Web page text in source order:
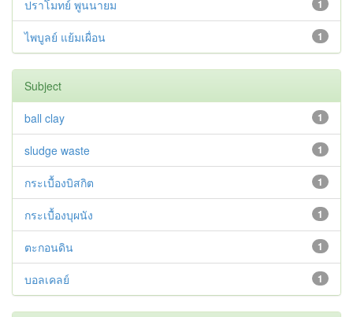
1
ปราโมทย์ พูนนายม
1
ไพบูลย์ แย้มเผื่อน
Subject
1
ball clay
1
sludge waste
1
กระเบื้องบิสกิต
1
กระเบื้องบุผนัง
1
ตะกอนดิน
1
บอลเคลย์